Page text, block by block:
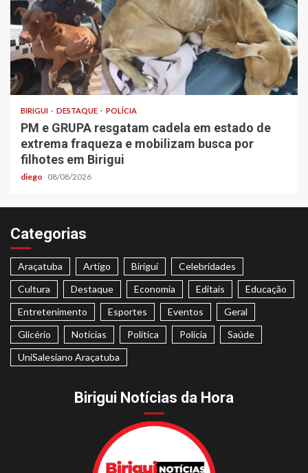
BIRIGUI DESTAQUE POLÍCIA
PM e GRUPA resgatam cadela em estado de
extrema fraqueza e mobilizam busca por
filhotes em Birigui
diego 08/08/2026
Categorias
Araçatuba Artigo Birigui
Celebridades
Cultura
Destaque Economia Editais
Educação
Entretenimento
Esportes Eventos
Geral
Glicério
Notícias Politica Polícia
Saúde
UniSalesiano Araçatuba
Birigui Notícias da Hora